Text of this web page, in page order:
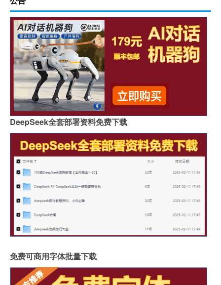
DeepSeek全套部署资料免费下载
免费可商用字体批量下载